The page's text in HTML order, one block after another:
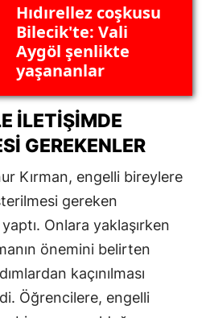
Hıdırellez coşkusu
Bilecik'te: Vali
Aygöl şenlikte
yaşananlar
İLETIŞIMDE
GEREKENLER
Kırman, engelli bireylere
gereken
Onlara yaklaşırken
önemini belirten
kaçınılması
Öğrencilere, engelli